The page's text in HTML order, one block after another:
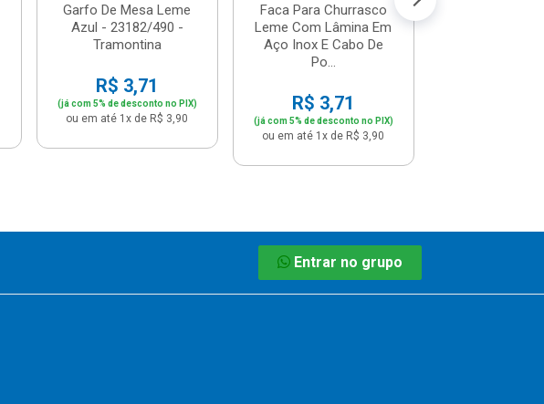
Garfo De Mesa Leme
Azul - 23182/490 -
Tramontina
R$ 3,71
(já com 5% de desconto no PIX)
ou em até 1x de R$ 3,90
Faca Para Churrasco
Leme Com Lâmina Em
Aço Inox E Cabo De
Po...
R$ 3,71
(já com 5% de desconto no PIX)
ou em até 1x de R$ 3,90
Entrar no grupo